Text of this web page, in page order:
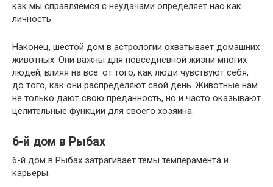
как мы справляемся с неудачами определяет нас как
личность.
Наконец, шестой дом в астрологии охватывает домашних
животных. Они важны для повседневной жизни многих
людей, влияя на все: от того, как люди чувствуют себя,
до того, как они распределяют свой день. Животные нам
не только дают свою преданность, но и часто оказывают
целительные функции для своего хозяина.
6-й дом в Рыбах
6-й дом в Рыбах затрагивает темы темперамента и
карьеры.